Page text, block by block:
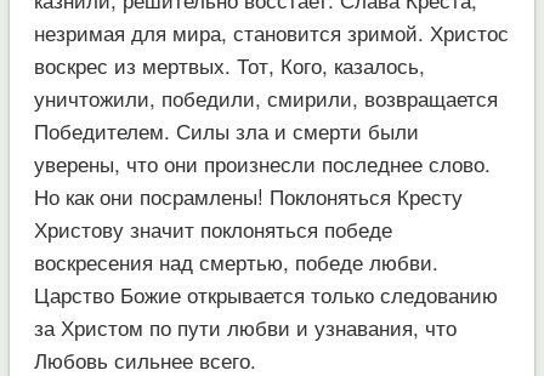
незримая для мира, становится зримой. Христос
воскрес из мертвых. Тот, Кого, казалось,
уничтожили, победили, смирили, возвращается
Победителем. Силы зла и смерти были
уверены, что они произнесли последнее слово.
Но как они посрамлены! Поклоняться Кресту
Христову значит поклоняться победе
воскресения над смертью, победе любви.
Царство Божие открывается только следованию
за Христом по пути любви и узнавания, что
Любовь сильнее всего.